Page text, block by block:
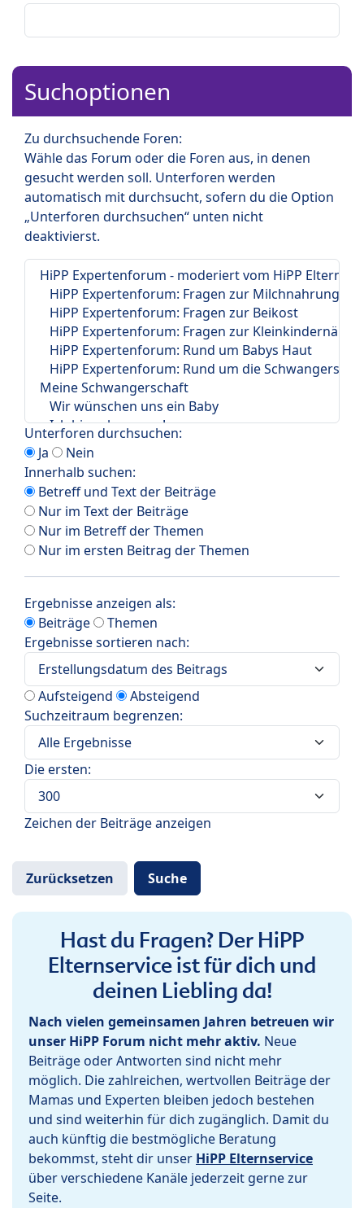
Suchoptionen
Zu durchsuchende Foren:
Wähle das Forum oder die Foren aus, in denen
gesucht werden soll. Unterforen werden
automatisch mit durchsucht, sofern du die Option
„Unterforen durchsuchen“ unten nicht
deaktivierst.
Unterforen durchsuchen:
Ja
Nein
Innerhalb suchen:
Betreff und Text der Beiträge
Nur im Text der Beiträge
Nur im Betreff der Themen
Nur im ersten Beitrag der Themen
Ergebnisse anzeigen als:
Beiträge
Themen
Ergebnisse sortieren nach:
Aufsteigend
Absteigend
Suchzeitraum begrenzen:
Die ersten:
Zeichen der Beiträge anzeigen
Hast du Fragen? Der HiPP
Elternservice ist für dich und
deinen Liebling da!
Nach vielen gemeinsamen Jahren betreuen wir
unser HiPP Forum nicht mehr aktiv. Neue
Beiträge oder Antworten sind nicht mehr
möglich. Die zahlreichen, wertvollen Beiträge der
Mamas und Experten bleiben jedoch bestehen
und sind weiterhin für dich zugänglich. Damit du
auch künftig die bestmögliche Beratung
bekommst, steht dir unser HiPP Elternservice
über verschiedene Kanäle jederzeit gerne zur
Seite.